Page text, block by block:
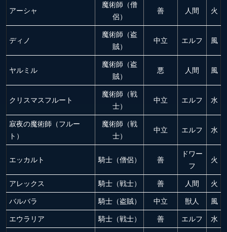
アーシャ
魔術師（僧
侶）
善 人間 火
ディノ
魔術師（盗
賊）
中立 エルフ 風
ヤルミル
魔術師（盗
賊）
悪 人間 風
クリスマスフルート
魔術師（戦
士）
中立 エルフ 水
寂夜の魔術師（フルー
ト）
魔術師（戦
士）
中立 エルフ 水
エッカルト 騎士（僧侶） 善
ドワー
フ
火
アレックス 騎士（戦士） 善 人間 火
バルバラ 騎士（盗賊） 中立 獣人 風
エウラリア 騎士（戦士） 善 エルフ 水